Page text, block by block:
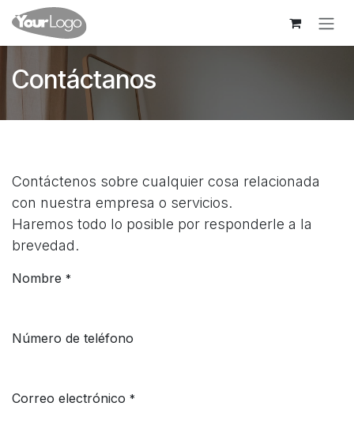
Ir al contenido
Contáctanos
Contáctenos sobre cualquier cosa relacionada
con nuestra empresa o servicios.
Haremos todo lo posible por responderle a la
brevedad.
Nombre *
Número de teléfono
Correo electrónico *